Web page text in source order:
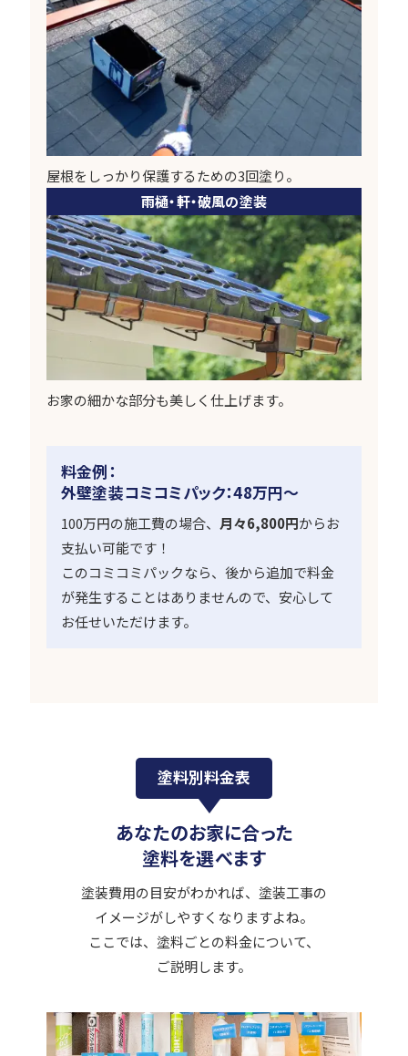
屋根をしっかり保護するための3回塗り。
雨樋・軒・破風の塗装
お家の細かな部分も美しく仕上げます。
料金例：
外壁塗装コミコミパック：48万円〜
100万円の施工費の場合、 月々6,800円からお
支払い可能です！
このコミコミパックなら、後から追加で料金
が発生することはありませんので、安心して
お任せいただけます。
塗料別料金表
あなたのお家に合った
塗料を選べます
塗装費用の目安がわかれば、塗装工事の
イメージがしやすくなりますよね。
ここでは、塗料ごとの料金について、
ご説明します。